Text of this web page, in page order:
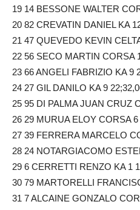
19 14 BESSONE WALTER
20 82 CREVATIN DANIEL KA
21 47 QUEVEDO KEVIN
22 56 SECO MARTIN CORSA
23 66 ANGELI FABRIZIO KA 9
24 27 GIL DANILO KA 9
25 95 DI PALMA JUAN CRUZ
26 29 MURUA ELOY CORSA 6
27 39 FERRERA MARCELO
28 24 NOTARGIACOMO
29 6 CERRETTI RENZO KA 1
30 79 MARTORELLI
31 7 ALCAINE GONZALO